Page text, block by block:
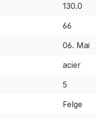
130.0
66
06. Mai
acier
5
Felge